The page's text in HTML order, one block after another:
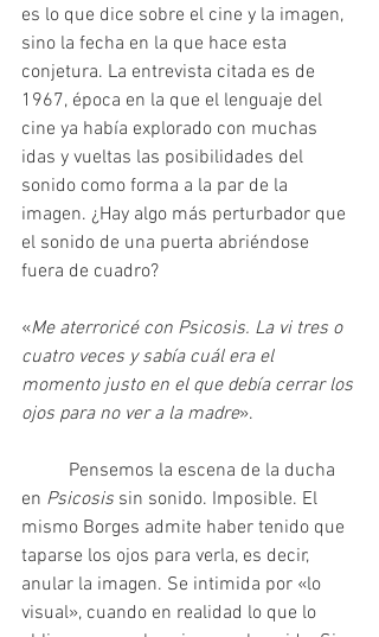
es lo que dice sobre el cine y la imagen,
sino la fecha en la que hace esta
conjetura. La entrevista citada es de
1967, época en la que el lenguaje del
cine ya había explorado con muchas
idas y vueltas las posibilidades del
sonido como forma a la par de la
imagen. ¿Hay algo más perturbador que
el sonido de una puerta abriéndose
fuera de cuadro?
«Me aterroricé con Psicosis. La vi tres o
cuatro veces y sabía cuál era el
momento justo en el que debía cerrar los
ojos para no ver a la madre».
en Psicosis sin sonido. Imposible. El
mismo Borges admite haber tenido que
taparse los ojos para verla, es decir,
anular la imagen. Se intimida por «lo
visual», cuando en realidad lo que lo